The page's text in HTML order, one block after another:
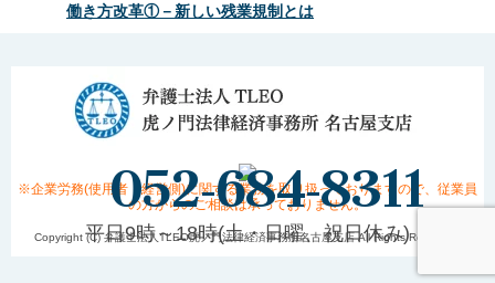
働き方改革①－新しい残業規制とは
052-684-8311
平日9時～18時(土・日曜、祝日休み)
※企業労務(使用者・経営側)に関する業務を取り扱っておりますので、従業員
の方からのご相談は承っておりません。
Copyright (C) 弁護士法人TLEO虎ノ門法律経済事務所名古屋支店 All Rights Reserved.